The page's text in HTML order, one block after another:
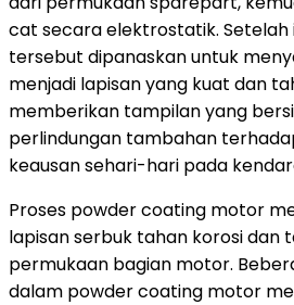
cat secara elektrostatik.
tersebut dipanaskan untuk
menjadi lapisan yang kuat dan
memberikan tampilan yang
perlindungan tambahan
keausan sehari-hari pada
Proses powder coating motor
lapisan serbuk tahan korosi dan
permukaan bagian motor.
dalam powder coating motor